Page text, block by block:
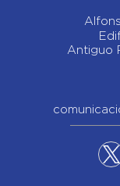
Antiguo